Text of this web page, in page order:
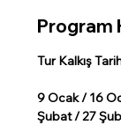
Program
Tur Kalkış
9 Ocak / 16
Şubat / 27